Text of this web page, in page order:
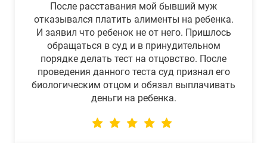
После расставания мой бывший муж
отказывался платить алименты на ребенка.
И заявил что ребенок не от него. Пришлось
обращаться в суд и в принудительном
порядке делать тест на отцовство. После
проведения данного теста суд признал его
биологическим отцом и обязал выплачивать
деньги на ребенка.